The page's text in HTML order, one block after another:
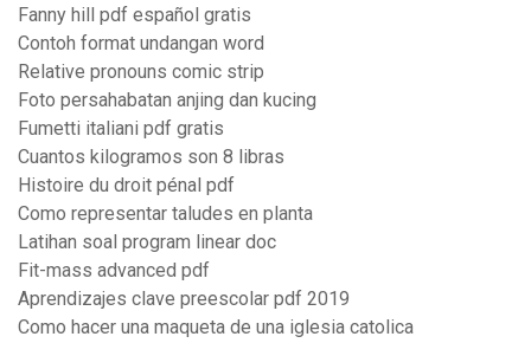
Fanny hill pdf español gratis
Contoh format undangan word
Relative pronouns comic strip
Foto persahabatan anjing dan kucing
Fumetti italiani pdf gratis
Cuantos kilogramos son 8 libras
Histoire du droit pénal pdf
Como representar taludes en planta
Latihan soal program linear doc
Fit-mass advanced pdf
Aprendizajes clave preescolar pdf 2019
Como hacer una maqueta de una iglesia catolica